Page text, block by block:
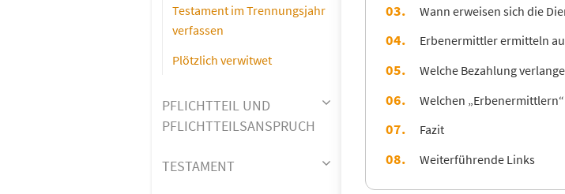
Wann erweisen sich die
Erbenermittler ermitteln
Welche Bezahlung
Welchen
Fazit
Weiterführende Links
Testament im Trennungsjahr
verfassen
Plötzlich verwitwet
PFLICHTTEIL UND
PFLICHTTEILSANSPRUCH
TESTAMENT